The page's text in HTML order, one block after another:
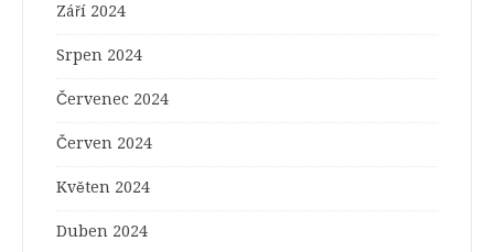
Září 2024
Srpen 2024
Červenec 2024
Červen 2024
Květen 2024
Duben 2024